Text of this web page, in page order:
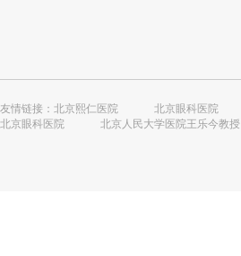
友情链接： 北京熙仁医院 北京眼科医院
北京眼科医院
北京人民大学医院王乐今教授